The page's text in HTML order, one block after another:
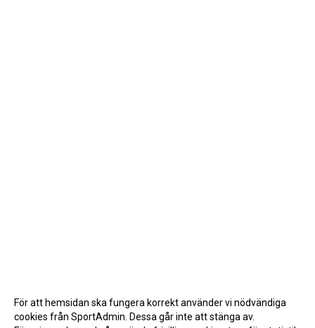
För att hemsidan ska fungera korrekt använder vi nödvändiga
cookies från SportAdmin. Dessa går inte att stänga av.